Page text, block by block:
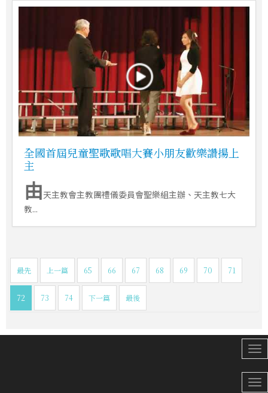
全國首屆兒童聖歌歌唱大賽小朋友歡樂讚揚上
主
由天主教會主教團禮儀委員會聖樂組主辦、天主教七大
教...
最先 上一篇 65 66 67 68 69 70 71
72 73 74 下一篇 最後